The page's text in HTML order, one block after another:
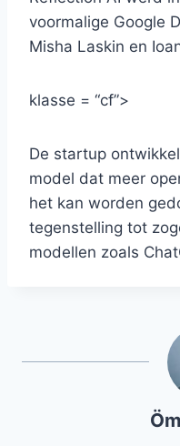
voormalige Google
Misha Laskin en
klasse = “cf”>
De startup
model dat meer
het kan worden
tegenstelling tot
modellen zoals